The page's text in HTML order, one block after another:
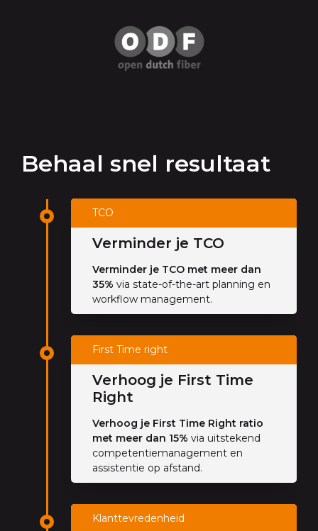
Behaal snel resultaat
TCO
Verminder je TCO
Verminder je TCO met meer dan
35% via state-of-the-art planning en
workflow management.
First Time right
Verhoog je First Time
Right
Verhoog je First Time Right ratio
met meer dan 15% via uitstekend
competentiemanagement en
assistentie op afstand.
Klanttevredenheid